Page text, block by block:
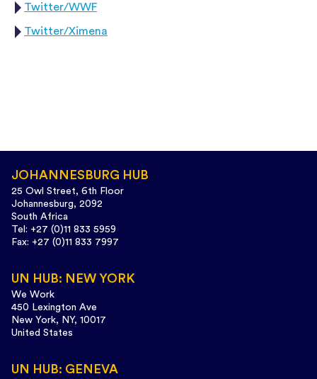
Twitter/WWF
Twitter/Ximena
JOHANNESBURG HUB
25 Owl Street, 6th Floor
Johannesburg, 2092
South Africa
Tel: +27 (0)11 833 5959
Fax: +27 (0)11 833 7997
UN HUB: NEW YORK
We Work
450 Lexington Ave
New York, NY, 10017
United States
UN HUB: GENEVA